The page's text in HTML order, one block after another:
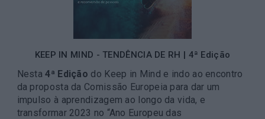
KEEP IN MIND - TENDÊNCIA DE RH | 4ª Edição
Nesta4ª Edição do Keep in Mind e indo ao encontro
da proposta da Comissão Europeia para dar um
impulso à aprendizagem ao longo da vida, e
transformar 2023 no “Ano Europeu das